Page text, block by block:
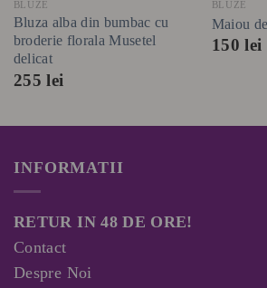
BLUZE
Bluza alba din bumbac cu
broderie florala Musetel
delicat
255lei
BLUZE
Maiou
150lei
INFORMATII
RETUR IN 48 DE ORE!
Contact
Despre Noi